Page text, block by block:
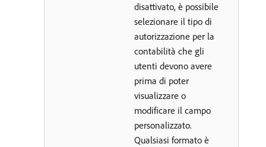
disattivato, è possibile
selezionare il tipo di
autorizzazione per la
contabilità che gli
utenti devono avere
prima di poter
visualizzare o
modificare il campo
personalizzato.
Qualsiasi formato è